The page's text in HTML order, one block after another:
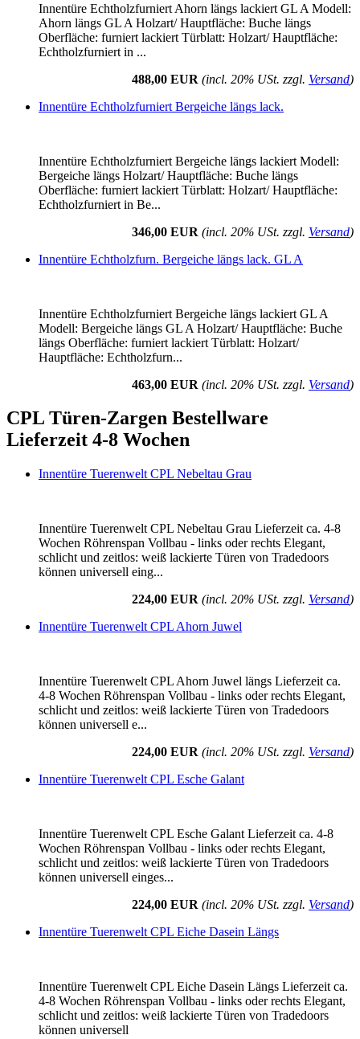
Innentüre Echtholzfurniert Ahorn längs lackiert GL A Modell:
Ahorn längs GL A Holzart/ Hauptfläche: Buche längs
Oberfläche: furniert lackiert Türblatt: Holzart/ Hauptfläche:
Echtholzfurniert in ...
488,00 EUR (incl. 20% USt. zzgl. Versand)
Innentüre Echtholzfurniert Bergeiche längs lack.
Innentüre Echtholzfurniert Bergeiche längs lackiert Modell:
Bergeiche längs Holzart/ Hauptfläche: Buche längs
Oberfläche: furniert lackiert Türblatt: Holzart/ Hauptfläche:
Echtholzfurniert in Be...
346,00 EUR (incl. 20% USt. zzgl. Versand)
Innentüre Echtholzfurn. Bergeiche längs lack. GL A
Innentüre Echtholzfurniert Bergeiche längs lackiert GL A
Modell: Bergeiche längs GL A Holzart/ Hauptfläche: Buche
längs Oberfläche: furniert lackiert Türblatt: Holzart/
Hauptfläche: Echtholzfurn...
463,00 EUR (incl. 20% USt. zzgl. Versand)
CPL Türen-Zargen Bestellware
Lieferzeit 4-8 Wochen
Innentüre Tuerenwelt CPL Nebeltau Grau
Innentüre Tuerenwelt CPL Nebeltau Grau Lieferzeit ca. 4-8
Wochen Röhrenspan Vollbau - links oder rechts Elegant,
schlicht und zeitlos: weiß lackierte Türen von Tradedoors
können universell eing...
224,00 EUR (incl. 20% USt. zzgl. Versand)
Innentüre Tuerenwelt CPL Ahorn Juwel
Innentüre Tuerenwelt CPL Ahorn Juwel längs Lieferzeit ca.
4-8 Wochen Röhrenspan Vollbau - links oder rechts Elegant,
schlicht und zeitlos: weiß lackierte Türen von Tradedoors
können universell e...
224,00 EUR (incl. 20% USt. zzgl. Versand)
Innentüre Tuerenwelt CPL Esche Galant
Innentüre Tuerenwelt CPL Esche Galant Lieferzeit ca. 4-8
Wochen Röhrenspan Vollbau - links oder rechts Elegant,
schlicht und zeitlos: weiß lackierte Türen von Tradedoors
können universell einges...
224,00 EUR (incl. 20% USt. zzgl. Versand)
Innentüre Tuerenwelt CPL Eiche Dasein Längs
Innentüre Tuerenwelt CPL Eiche Dasein Längs Lieferzeit ca.
4-8 Wochen Röhrenspan Vollbau - links oder rechts Elegant,
schlicht und zeitlos: weiß lackierte Türen von Tradedoors
können universell